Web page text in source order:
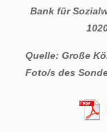
Bank für
Quelle: Große
Foto/s des